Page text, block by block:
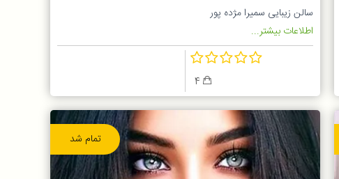
سالن زیبایی سمیرا مژده پور
اطلاعات بیشتر...
4
تمام شد